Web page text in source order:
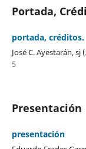
Portada,
portada, créditos.
José C. Ayestarán,
5
Presentación
presentación